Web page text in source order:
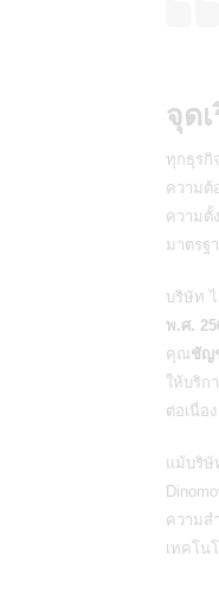
จุด
ทุกธุรกิ
ความต้
ความตั้
มาตรฐ
บริษัท
พ.ศ.
คุณชัญ
ให้บริก
ต่อเนื่อง
แม้บริษั
ความส
เทคโน